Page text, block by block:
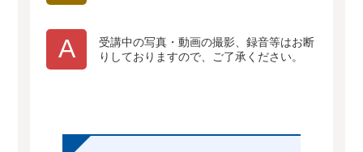
A
受講中の写真・動画の撮影、録音等はお断
りしておりますので、ご了承ください。